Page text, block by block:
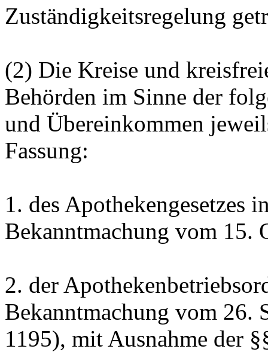
Zuständigkeitsregelung
(2) Die Kreise und
Behörden im Sinne der
und Übereinkommen
Fassung:
1. des Apothekengesetzes
Bekanntmachung vom
2. der
Bekanntmachung vom 26.
1195), mit Ausnahme der